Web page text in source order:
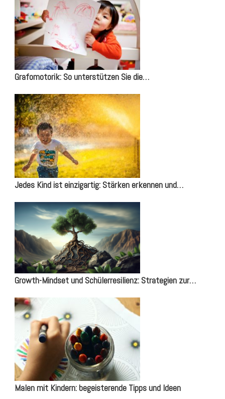
Grafomotorik: So unterstützen Sie die…
Jedes Kind ist einzigartig: Stärken erkennen und…
Growth-Mindset und Schülerresilienz: Strategien zur…
Malen mit Kindern: begeisterende Tipps und Ideen